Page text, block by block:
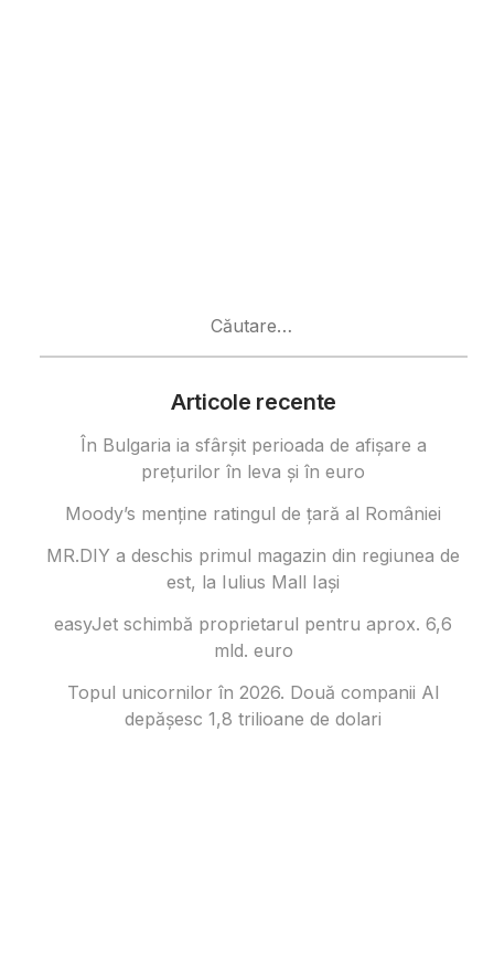
Articole recente
În Bulgaria ia sfârşit perioada de afișare a
prețurilor în ​​leva și în euro
Moody’s menține ratingul de țară al României
MR.DIY a deschis primul magazin din regiunea de
est, la Iulius Mall Iași
easyJet schimbă proprietarul pentru aprox. 6,6
mld. euro
Topul unicornilor în 2026. Două companii AI
depășesc 1,8 trilioane de dolari